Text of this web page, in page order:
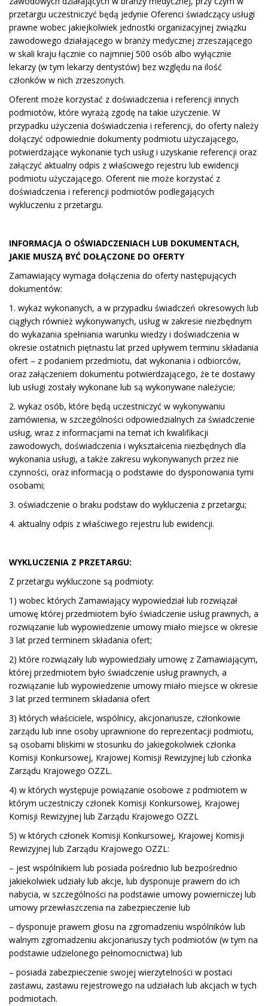
przetargu uczestniczyć będą jedynie Oferenci świadczący usługi
prawne wobec jakiejkolwiek jednostki organizacyjnej związku
zawodowego działającego w branży medycznej zrzeszającego
w skali kraju łącznie co najmniej 500 osób albo wyłącznie
lekarzy (w tym lekarzy dentystów) bez względu na ilość
członków w nich zrzeszonych.
Oferent może korzystać z doświadczenia i referencji innych
podmiotów, które wyrażą zgodę na takie użyczenie. W
przypadku użyczenia doświadczenia i referencji, do oferty należy
dołączyć odpowiednie dokumenty podmiotu użyczającego,
potwierdzające wykonanie tych usług i uzyskanie referencji oraz
załączyć aktualny odpis z właściwego rejestru lub ewidencji
podmiotu użyczającego. Oferent nie może korzystać z
doświadczenia i referencji podmiotów podlegających
wykluczeniu z przetargu.
INFORMACJA O OŚWIADCZENIACH LUB DOKUMENTACH,
JAKIE MUSZĄ BYĆ DOŁĄCZONE DO OFERTY
Zamawiający wymaga dołączenia do oferty następujących
dokumentów:
1. wykaz wykonanych, a w przypadku świadczeń okresowych lub
ciągłych również wykonywanych, usług w zakresie niezbędnym
do wykazania spełniania warunku wiedzy i doświadczenia w
okresie ostatnich piętnastu lat przed upływem terminu składania
ofert – z podaniem przedmiotu, dat wykonania i odbiorców,
oraz załączeniem dokumentu potwierdzającego, że te dostawy
lub usługi zostały wykonane lub są wykonywane należycie;
2. wykaz osób, które będą uczestniczyć w wykonywaniu
zamówienia, w szczególności odpowiedzialnych za świadczenie
usług, wraz z informacjami na temat ich kwalifikacji
zawodowych, doświadczenia i wykształcenia niezbędnych dla
wykonania usługi, a także zakresu wykonywanych przez nie
czynności, oraz informacją o podstawie do dysponowania tymi
osobami;
3. oświadczenie o braku podstaw do wykluczenia z przetargu;
4. aktualny odpis z właściwego rejestru lub ewidencji.
WYKLUCZENIA Z PRZETARGU:
Z przetargu wykluczone są podmioty:
1) wobec których Zamawiający wypowiedział lub rozwiązał
umowę której przedmiotem było świadczenie usług prawnych, a
rozwiązanie lub wypowiedzenie umowy miało miejsce w okresie
3 lat przed terminem składania ofert;
2) które rozwiązały lub wypowiedziały umowę z Zamawiającym,
której przedmiotem było świadczenie usług prawnych, a
rozwiązanie lub wypowiedzenie umowy miało miejsce w okresie
3 lat przed terminem składania ofert
3) których właściciele, wspólnicy, akcjonariusze, członkowie
zarządu lub inne osoby uprawnione do reprezentacji podmiotu,
są osobami bliskimi w stosunku do jakiegokolwiek członka
Komisji Konkursowej, Krajowej Komisji Rewizyjnej lub członka
Zarządu Krajowego OZZL.
4) w których występuje powiązanie osobowe z podmiotem w
którym uczestniczy członek Komisji Konkursowej, Krajowej
Komisji Rewizyjnej lub Zarządu Krajowego OZZL
5) w których członek Komisji Konkursowej, Krajowej Komisji
Rewizyjnej lub Zarządu Krajowego OZZL:
– jest wspólnikiem lub posiada pośrednio lub bezpośrednio
jakiekolwiek udziały lub akcje, lub dysponuje prawem do ich
nabycia, w szczególności na podstawie umowy powierniczej lub
umowy przewłaszczenia na zabezpieczenie lub
– dysponuje prawem głosu na zgromadzeniu wspólników lub
walnym zgromadzeniu akcjonariuszy tych podmiotów (w tym na
podstawie udzielonego pełnomocnictwa) lub
– posiada zabezpieczenie swojej wierzytelności w postaci
zastawu, zastawu rejestrowego na udziałach lub akcjach w tych
podmiotach.